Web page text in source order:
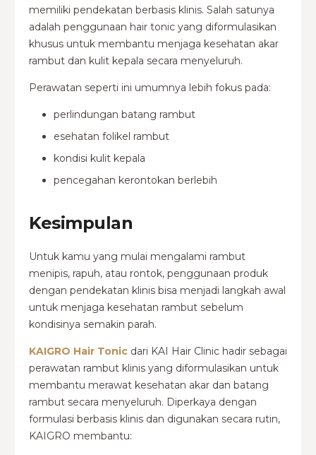
memiliki pendekatan berbasis klinis. Salah satunya
adalah penggunaan hair tonic yang diformulasikan
khusus untuk membantu menjaga kesehatan akar
rambut dan kulit kepala secara menyeluruh.
Perawatan seperti ini umumnya lebih fokus pada:
perlindungan batang rambut
esehatan folikel rambut
kondisi kulit kepala
pencegahan kerontokan berlebih
Kesimpulan
Untuk kamu yang mulai mengalami rambut
menipis, rapuh, atau rontok, penggunaan produk
dengan pendekatan klinis bisa menjadi langkah awal
untuk menjaga kesehatan rambut sebelum
kondisinya semakin parah.
KAIGRO Hair Tonic dari KAI Hair Clinic hadir sebagai
perawatan rambut klinis yang diformulasikan untuk
membantu merawat kesehatan akar dan batang
rambut secara menyeluruh. Diperkaya dengan
formulasi berbasis klinis dan digunakan secara rutin,
KAIGRO membantu: